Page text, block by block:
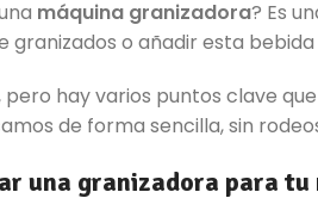
máquina granizadora? Es
granizados o añadir esta
pero hay varios puntos clave
de forma sencilla, sin
una granizadora para tu